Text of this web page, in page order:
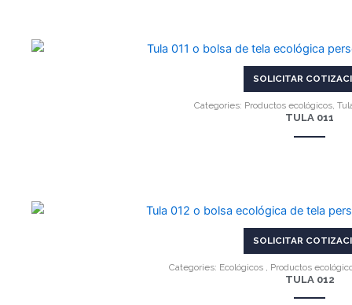
VER MÁS
SOLICITAR
Categories: Productos ecológicos,
TULA 011
VER MÁS
SOLICITAR
Categories: Ecológicos Productos
TULA 012